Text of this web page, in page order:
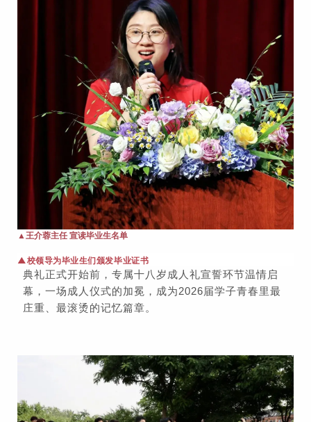
▲王介蓉主任 宣读毕业生名单
▲校领导为毕业生们颁发毕业证书
典礼正式开始前，专属十八岁成人礼宣誓环节温情启
幕，一场成人仪式的加冕，成为2026届学子青春里最
庄重、最滚烫的记忆篇章。